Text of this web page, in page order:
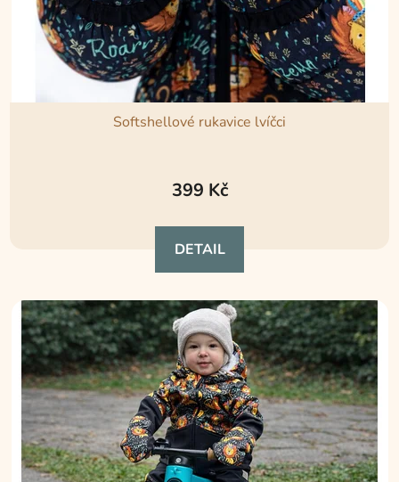
Softshellové rukavice lvíčci
399 Kč
DETAIL